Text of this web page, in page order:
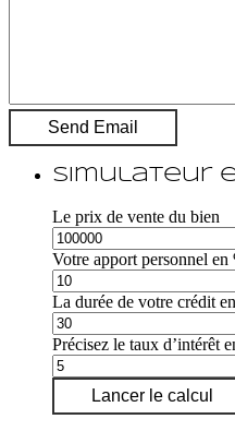
Simulateur
Le prix de vente du bien
Votre apport personnel en
La durée de votre crédit
Précisez le taux d’intérêt
Lancer le calcul